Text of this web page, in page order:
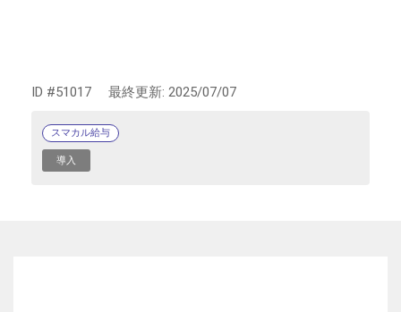
ID #51017 最終更新: 2025/07/07
スマカル給与
導入